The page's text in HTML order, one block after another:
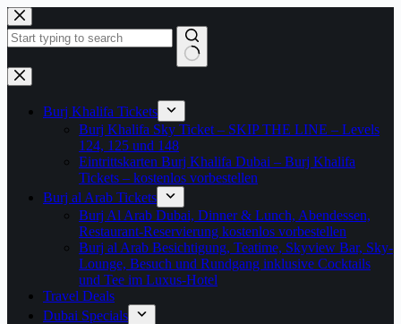
Zum
Inhalt
springen
Keine
Ergebnisse
Burj Khalifa Tickets
Burj Khalifa Sky Ticket – SKIP THE LINE – Levels
124, 125 und 148
Eintrittskarten Burj Khalifa Dubai – Burj Khalifa
Tickets – kostenlos vorbestellen
Burj al Arab Tickets
Burj Al Arab Dubai, Dinner & Lunch, Abendessen,
Restaurant-Reservierung kostenlos vorbestellen
Burj al Arab Besichtigung, Teatime, Skyview Bar, Sky-
Lounge, Besuch und Rundgang inklusive Cocktails
und Tee im Luxus-Hotel
Travel Deals
Dubai Specials